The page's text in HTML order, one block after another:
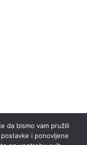
da bismo vam pružili
i ponovljene